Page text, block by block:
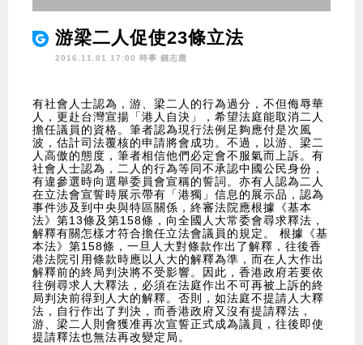
游梁二人促使23條立法
2016.11.01 17:00 時事 錢志庸
有社會人士認為，游、梁二人的行為過分，不但侮辱華
人，更赴台灣宣揚「港人自決」，希望法庭能取消二人
擔任議員的資格。筆者認為現行法例足夠應付是次風
波，估計司法覆核的申請將會成功。不過，以游、梁二
人高傲的態度，筆者相信他們必定會不服氣而上訴。有
社會人士認為，二人的行為等同不承認中國公民身份，
有違參選時向選舉委員會宣稱的誓詞。亦有人認為二人
在立法會宣誓時展示帶有「港獨」信息的展示品，認為
事件涉及到中央與特區關係，終審法院應根據《基本
法》第13條及第158條，向全國人大常委會尋求釋法，
解釋有關怎樣才符合擔任立法會議員的規定。 根據《基
本法》第158條，一旦人大對條款作出了解釋，往後香
港法院引用條款時應以人大的解釋為準，而在人大作出
解釋前的終局判決將不受影響。因此，香港政府若要依
往例尋求人大釋法，必須在法庭作出不可再被上訴的終
局判決前得到人大的解釋。否則，如法庭不提請人大釋
法，自行作出了判決，而香港政府又沒有提請釋法，
游、梁二人則會獲准再次宣誓正式成為議員，往後即使
提請釋法也無法再改變定局。